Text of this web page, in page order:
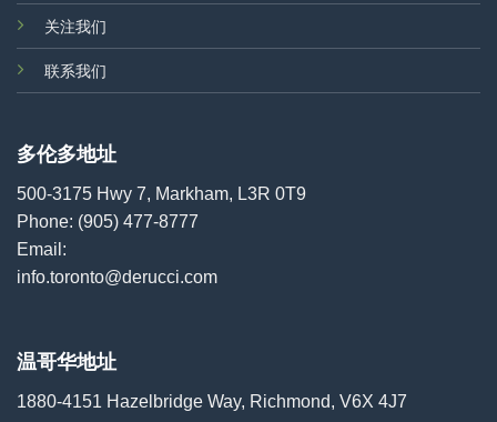
关注我们
联系我们
多伦多地址
500-3175 Hwy 7, Markham, L3R 0T9
Phone: (905) 477-8777
Email:
info.toronto@derucci.com
温哥华地址
1880-4151 Hazelbridge Way, Richmond, V6X 4J7